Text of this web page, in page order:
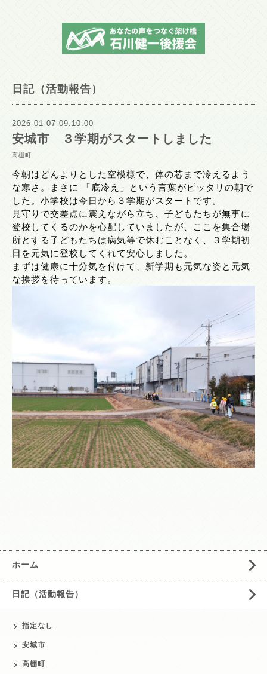
日記（活動報告）
2026-01-07 09:10:00
安城市 ３学期がスタートしました
高棚町
今朝はどんよりとした空模様で、体の芯まで冷えるよう
な寒さ。まさに 「底冷え」という言葉がピッタリの朝で
した。小学校は今日から３学期がスタートです。
見守りで交差点に震えながら立ち、子どもたちが無事に
登校してくるのかを心配していましたが、ここを集合場
所とする子どもたちは病気等で休むことなく、３学期初
日を元気に登校してくれて安心しました。
まずは健康に十分気を付けて、新学期も元気な姿と元気
な挨拶を待っています。
ホーム
日記（活動報告）
指定なし
安城市
高棚町